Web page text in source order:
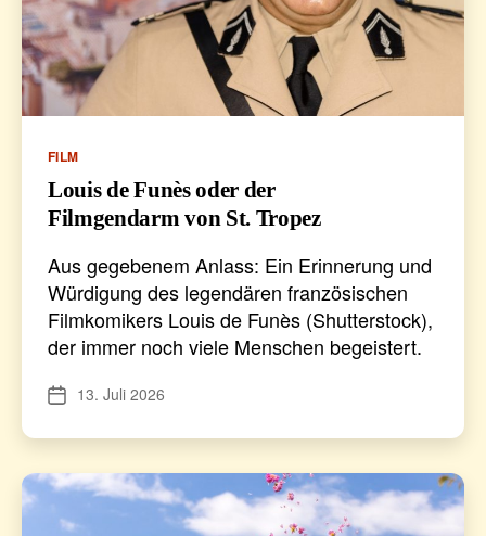
Kategorien
FILM
Louis de Funès oder der
Filmgendarm von St. Tropez
Aus gegebenem Anlass: Ein Erinnerung und
Würdigung des legendären französischen
Filmkomikers Louis de Funès (Shutterstock),
der immer noch viele Menschen begeistert.
Veröffentlichungsdatum
13. Juli 2026